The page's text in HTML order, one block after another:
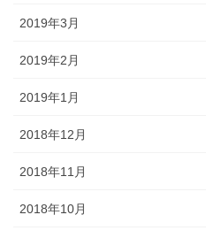
2019年3月
2019年2月
2019年1月
2018年12月
2018年11月
2018年10月